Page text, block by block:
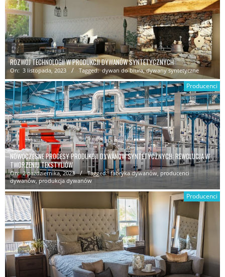
ROZWÓJ TECHNOLOGII W PRODUKCJI DYWANÓW SYNTETYCZNYCH
On: 3 listopada, 2023 Tagged: dywan do biura,dywany syntetyczne
Producenci
NOWOCZESNE PROCESY PRODUKCJI DYWANÓW SYNTETYCZNYCH: REWOLUCJA W
TWORZENIU TEKSTYLIÓW
On: 2 października, 2023 Tagged: fabryka dywanów, producenci
dywanów,produkcja dywanów
Producenci